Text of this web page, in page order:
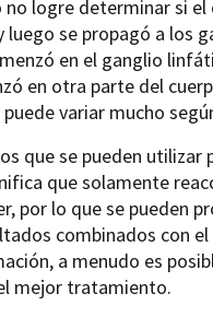
logre determinar si
luego se propagó a los
en el ganglio
en otra parte del
variar mucho
que se pueden
que solamente
por lo que se pueden
combinados con
a menudo es
mejor tratamiento.